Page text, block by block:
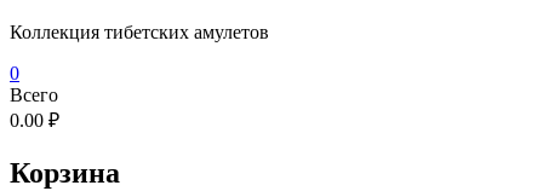
Коллекция тибетских амулетов
0
Всего
0.00 ₽
Корзина